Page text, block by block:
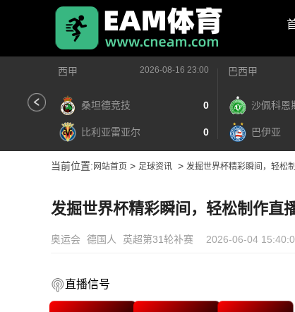
西甲 2026-08-16 23:00
桑坦德竞技 0
比利亚雷亚尔 0
巴西甲
沙佩科恩
巴伊亚
当前位置: 网站首页 > 足球资讯 > 发掘世界杯精彩瞬间，轻松
发掘世界杯精彩瞬间，轻松制作直
奥运会 德国人 英超第31轮补赛 2026-06-04
直播信号